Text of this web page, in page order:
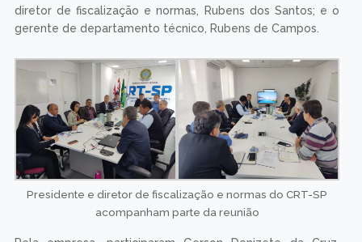
diretor de fiscalização e normas, Rubens dos Santos; e o
gerente de departamento técnico, Rubens de Campos.
Presidente e diretor de fiscalização e normas do CRT-SP
acompanham parte da reunião